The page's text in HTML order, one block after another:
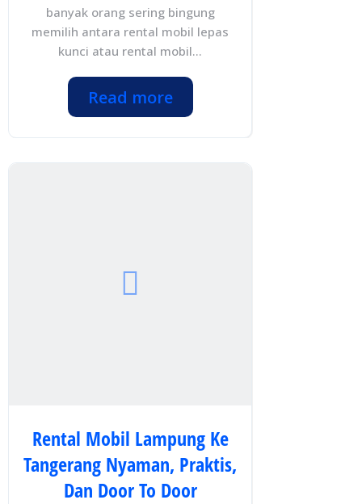
banyak orang sering bingung
memilih antara rental mobil lepas
kunci atau rental mobil...
Read more
Rental Mobil Lampung Ke
Tangerang Nyaman, Praktis,
Dan Door To Door